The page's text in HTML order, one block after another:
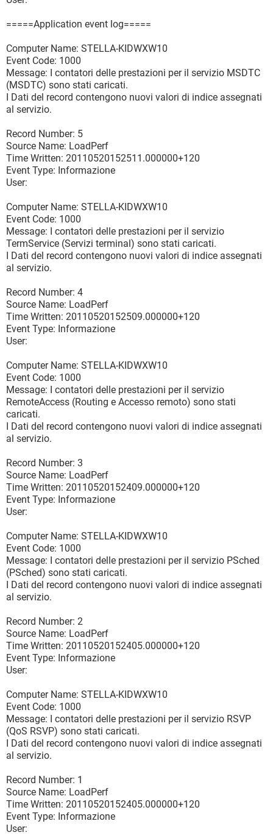
=====Application event log=====
Computer Name: STELLA-KIDWXW10
Event Code: 1000
Message: I contatori delle prestazioni per il servizio MSDTC
(MSDTC) sono stati caricati.
I Dati del record contengono nuovi valori di indice assegnati
al servizio.
Record Number: 5
Source Name: LoadPerf
Time Written: 20110520152511.000000+120
Event Type: Informazione
User:
Computer Name: STELLA-KIDWXW10
Event Code: 1000
Message: I contatori delle prestazioni per il servizio
TermService (Servizi terminal) sono stati caricati.
I Dati del record contengono nuovi valori di indice assegnati
al servizio.
Record Number: 4
Source Name: LoadPerf
Time Written: 20110520152509.000000+120
Event Type: Informazione
User:
Computer Name: STELLA-KIDWXW10
Event Code: 1000
Message: I contatori delle prestazioni per il servizio
RemoteAccess (Routing e Accesso remoto) sono stati
caricati.
I Dati del record contengono nuovi valori di indice assegnati
al servizio.
Record Number: 3
Source Name: LoadPerf
Time Written: 20110520152409.000000+120
Event Type: Informazione
User:
Computer Name: STELLA-KIDWXW10
Event Code: 1000
Message: I contatori delle prestazioni per il servizio PSched
(PSched) sono stati caricati.
I Dati del record contengono nuovi valori di indice assegnati
al servizio.
Record Number: 2
Source Name: LoadPerf
Time Written: 20110520152405.000000+120
Event Type: Informazione
User:
Computer Name: STELLA-KIDWXW10
Event Code: 1000
Message: I contatori delle prestazioni per il servizio RSVP
(QoS RSVP) sono stati caricati.
I Dati del record contengono nuovi valori di indice assegnati
al servizio.
Record Number: 1
Source Name: LoadPerf
Time Written: 20110520152405.000000+120
Event Type: Informazione
User: